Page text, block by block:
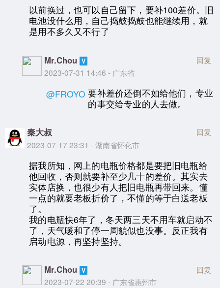
以前换过，也可以自己留下，要补100差价。旧
电池没什么用，自己捣鼓捣鼓也能继续用，就
是用不多久又不行了
Mr.Chou
2023-07-31 14:46 - 广东省
回复
@FROYO 要补差价还倒不如给他们，专业
的事交给专业的人去做。
秦大叔
2023-07-17 23:31 - 湖南省怀化市
回复
据我所知，网上的电瓶价格都是要把旧电瓶给
他回收，否则就要补至少几十的差价。其实去
实体店换，也很少有人把旧电瓶再带回来。懂
一点的就要老板折价了，不懂的等于白送老板
了。
我的电瓶快6年了，冬天两三天不用车就启动不
了，天气暖和了停一周貌似也没事。反正我有
启动电源，再坚持坚持。
Mr.Chou
2023-07-22 20:39 - 广东省惠州市
回复